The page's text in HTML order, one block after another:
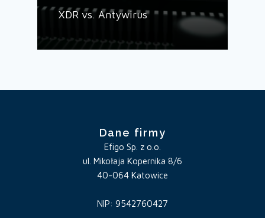
XDR vs. Antywirus
Dane firmy
Efigo Sp. z o.o.
ul. Mikołaja Kopernika 8/6
40-064 Katowice
NIP: 9542760427